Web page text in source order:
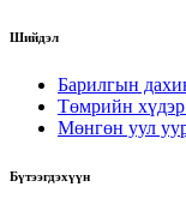
Шийдэл
Барилгын
Төмрийн
Мөнгөн уул
Бүтээгдэхүүн